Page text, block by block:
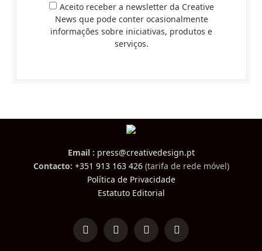
Aceito receber a newsletter da Creative
News que pode conter ocasionalmente
informações sobre iniciativas, produtos e
serviços.
Email : press@creativedesign.pt
Contacto: +351 913 163 426(tarifa de rede móvel)
Política de Privacidade
Estatuto Editorial
LinkedInFacebookInstagramTikTok